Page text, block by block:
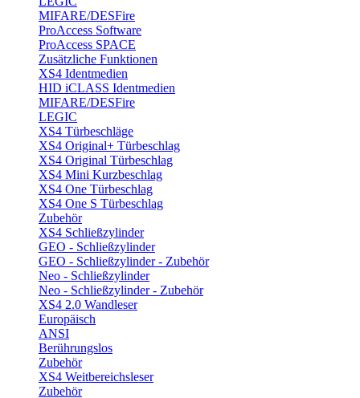
MIFARE/DESFire
ProAccess Software
ProAccess SPACE
Zusätzliche Funktionen
XS4 Identmedien
HID iCLASS Identmedien
MIFARE/DESFire
LEGIC
XS4 Türbeschläge
XS4 Original+ Türbeschlag
XS4 Original Türbeschlag
XS4 Mini Kurzbeschlag
XS4 One Türbeschlag
XS4 One S Türbeschlag
Zubehör
XS4 Schließzylinder
GEO - Schließzylinder
GEO - Schließzylinder - Zubehör
Neo - Schließzylinder
Neo - Schließzylinder - Zubehör
XS4 2.0 Wandleser
Europäisch
ANSI
Berührungslos
Zubehör
XS4 Weitbereichsleser
Zubehör